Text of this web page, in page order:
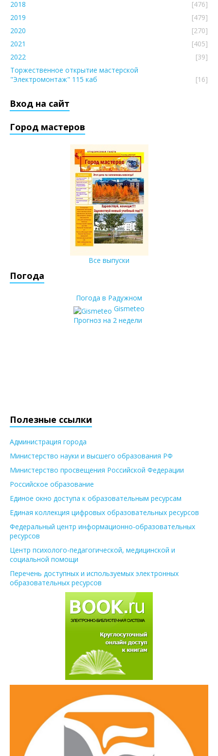
2018
[476]
2019
[479]
2020
[270]
2021
[405]
2022
[39]
Торжественное открытие мастерской
"Электромонтаж" 115 каб
[16]
Вход на сайт
Город мастеров
Все выпуски
Погода
Погода в Радужном
Gismeteo
Прогноз на 2 недели
Полезные ссылки
Администрация города
Министерство науки и высшего образования РФ
Министерство просвещения Российской Федерации
Российское образование
Единое окно доступа к образовательным ресурсам
Единая коллекция цифровых образовательных ресурсов
Федеральный центр информационно-образовательных
ресурсов
Центр психолого-педагогической, медицинской и
социальной помощи
Перечень доступных и используемых электронных
образовательных ресурсов